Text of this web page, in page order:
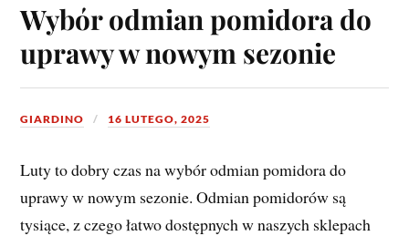
Wybór odmian pomidora do
uprawy w nowym sezonie
GIARDINO 16 LUTEGO, 2025
Luty to dobry czas na wybór odmian pomidora do
uprawy w nowym sezonie. Odmian pomidorów są
tysiące, z czego łatwo dostępnych w naszych sklepach